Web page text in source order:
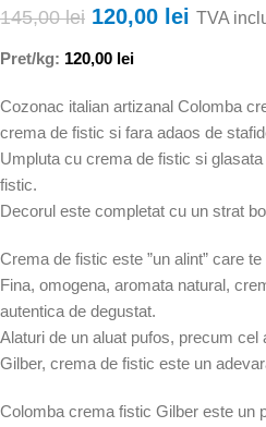
145,00lei 120,00 lei TVA
Pret/kg: 120,00 lei
Cozonac italian artizanal Colomba
crema de fistic si fara adaos de
Umpluta cu crema de fistic si
fistic.
Decorul este completat cu un strat
Crema de fistic este ”un alint” care
Fina, omogena, aromata natural,
autentica de degustat.
Alaturi de un aluat pufos, precum cel
Gilber, crema de fistic este un
Colomba crema fistic Gilber este un